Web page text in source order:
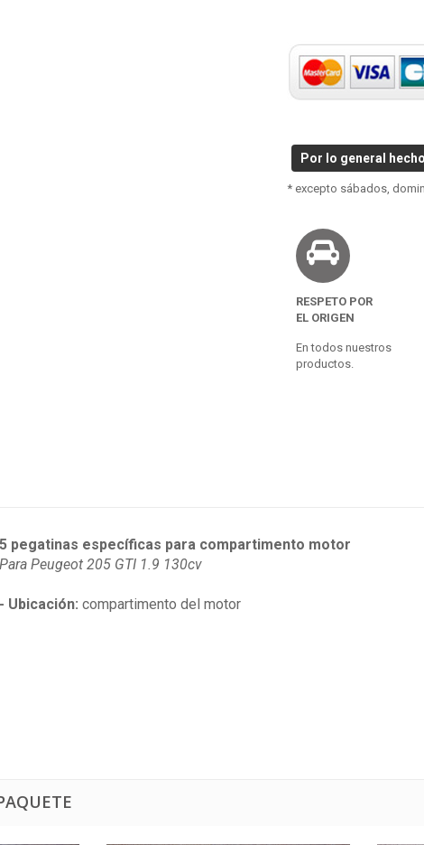
Por lo general
* excepto sábados,
RESPETO POR
EL ORIGEN
En todos nuestros
productos.
5 pegatinas específicas para compartimento motor
Para Peugeot 205 GTI 1.9 130cv
- Ubicación: compartimento del motor